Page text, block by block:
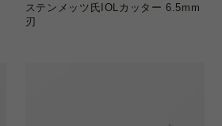
ステンメッツ氏IOLカッター 6.5mm
刃